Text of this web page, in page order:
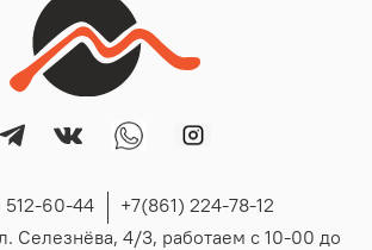
512-60-44
+7(861) 224-78-12
Селезнёва, 4/3, работаем с 10-00 до